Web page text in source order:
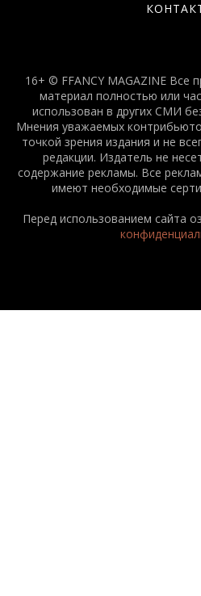
16+ © FFANCY MAGAZINE Все
материал полностью или
использован в других СМИ
Мнения уважаемых
точкой зрения издания и не
редакции. Издатель не
содержание рекламы. Все
имеют необходимые
Перед использованием сайта